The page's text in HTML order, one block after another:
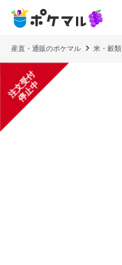
産直・通販のポケマル 米・穀類
注
文
受
付
停
止
中